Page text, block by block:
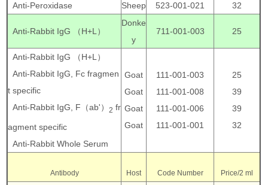
Anti-Peroxidase
Sheep 523-001-021 32
Anti-Rabbit IgG （H+L）
Donke
y
711-001-003 25
Anti-Rabbit IgG （H+L）
Anti-Rabbit IgG, Fc fragmen
t specific
Anti-Rabbit IgG, F（ab'）2 fr
agment specific
Anti-Rabbit Whole Serum
Goat
Goat
Goat
Goat
111-001-003
111-001-008
111-001-006
111-001-001
25
39
39
32
Antibody Host Code Number Price/2 ml